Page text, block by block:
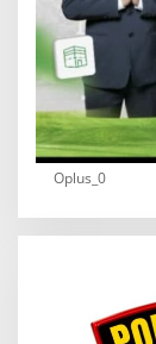
Oplus_0